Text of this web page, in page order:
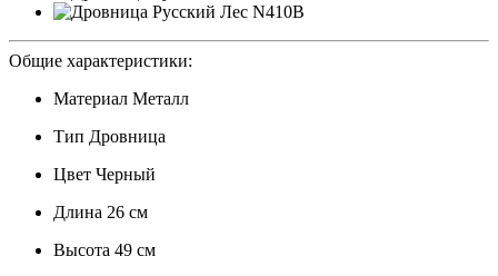
Общие характеристики:
Материал Металл
Тип Дровница
Цвет Черный
Длина 26 см
Высота 49 см